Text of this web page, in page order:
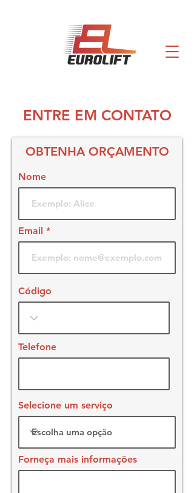
ENTRE EM CONTATO
OBTENHA ORÇAMENTO
Nome
Email
Código
Telefone
Selecione um serviço
Forneça mais informações